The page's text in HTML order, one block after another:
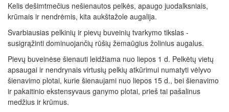
Kelis dešimtmečius nešienautos pelkės, apaugo juodalksniais,
krūmais ir nendrėmis, kita aukštažole augalija.
Svarbiausias pelkinių ir pievų buveinių tvarkymo tikslas -
susigrąžinti dominuojančių rūšių žemaūgius žolinius augalus.
Pievų buveinėse šienauti leidžiama nuo liepos 1 d. Pelkėtų vietų
apsaugai ir nendrynais virtusių pelkių atkūrimui numatyti vėlyvo
šienavimo plotai, kurie šienaujami nuo liepos 15 d., bei šienavimo
ir pakaitinio ekstensyvaus ganymo plotai, prieš tai pašalinus
medžius ir krūmus.